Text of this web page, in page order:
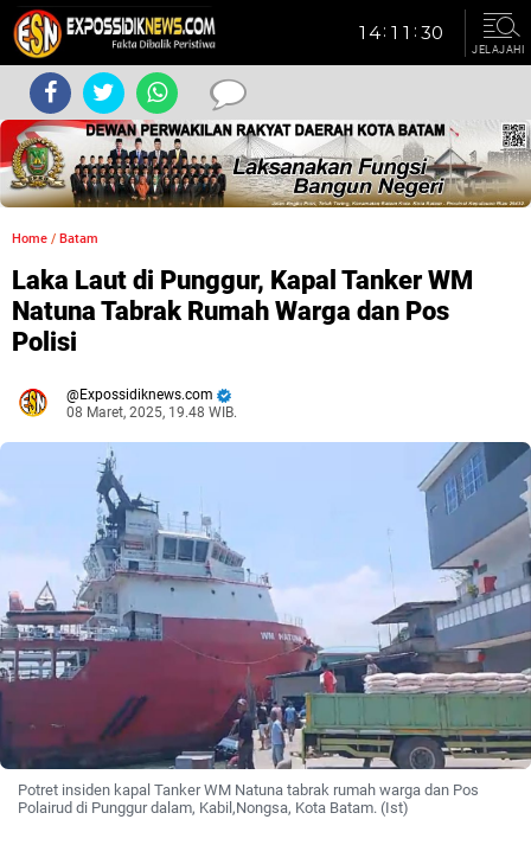
JELAJAHI
Home / Batam
Laka Laut di Punggur, Kapal Tanker WM
Natuna Tabrak Rumah Warga dan Pos
Polisi
Expossidiknews.com
08 Maret, 2025, 19.48 WIB.
Potret insiden kapal Tanker WM Natuna tabrak rumah warga dan Pos
Polairud di Punggur dalam, Kabil,Nongsa, Kota Batam. (Ist)